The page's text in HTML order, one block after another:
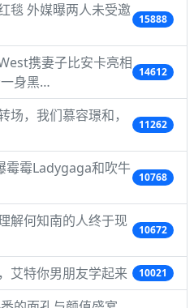
毯 外媒曝两人未受邀
15888
携妻子比安卡亮相
身黑…
14612
场，我们慕容璟和，
11262
霉霉Ladygaga和吹牛
10768
解何知南的人终于现
10672
艾特你男朋友学起来 10021